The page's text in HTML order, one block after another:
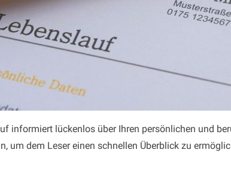
informiert lückenlos über Ihren persönlichen und
um dem Leser einen schnellen Überblick zu